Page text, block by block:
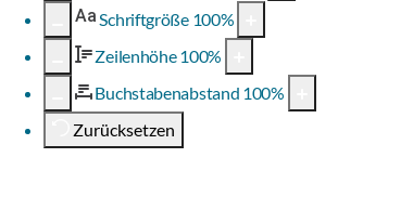
AaSchriftgröße 100%
Zeilenhöhe100%
Buchstabenabstand 100%
Zurücksetzen